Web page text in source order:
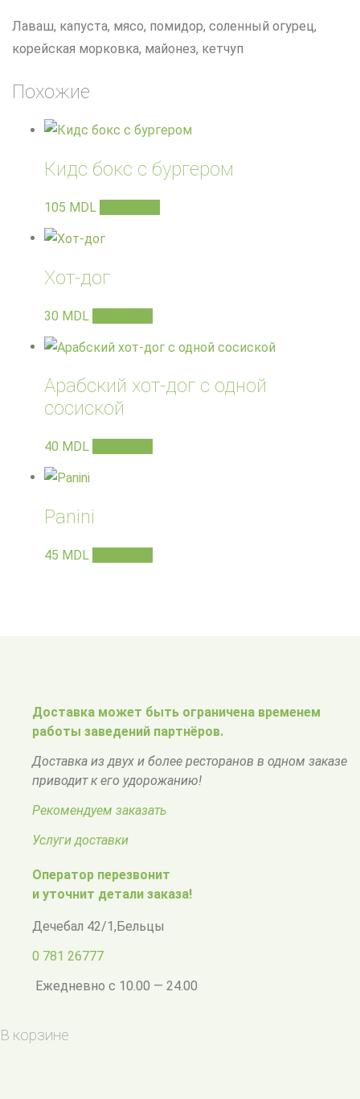
Лаваш, капуста, мясо, помидор, соленный огурец,
корейская морковка, майонез, кетчуп
Похожие
Кидс бокс с бургером
105 MDL
Хот-дог
30 MDL
Арабский хот-дог с одной
сосиской
40 MDL
Panini
45 MDL
Доставка может быть ограничена временем
работы заведений партнёров.
Доставка из двух и более ресторанов в одном заказе
приводит к его удорожанию!
Рекомендуем заказать
Услуги доставки
Оператор перезвонит
и уточнит детали заказа!
Дечебал 42/1,Бельцы
0 781 26777
Ежедневно с 10.00 — 24.00
В корзине